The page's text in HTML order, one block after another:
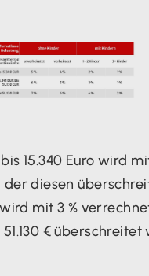
15.340 Euro wird
diesen
wird mit 3 %
€ überschreitet